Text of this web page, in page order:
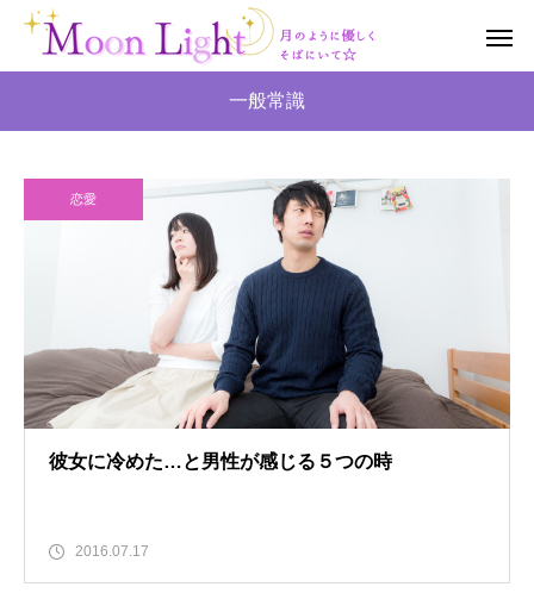
一般常識
恋愛
彼女に冷めた…と男性が感じる５つの時
2016.07.17